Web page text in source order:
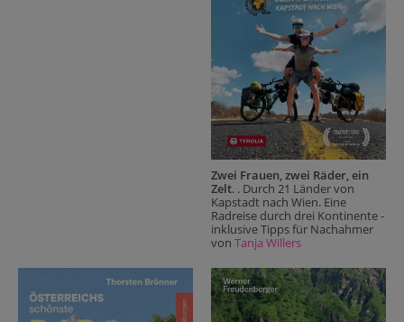
Zwei Frauen, zwei Räder, ein
Zelt. . Durch 21 Länder von
Kapstadt nach Wien. Eine
Radreise durch drei Kontinente -
inklusive Tipps für Nachahmer
von Tanja Willers